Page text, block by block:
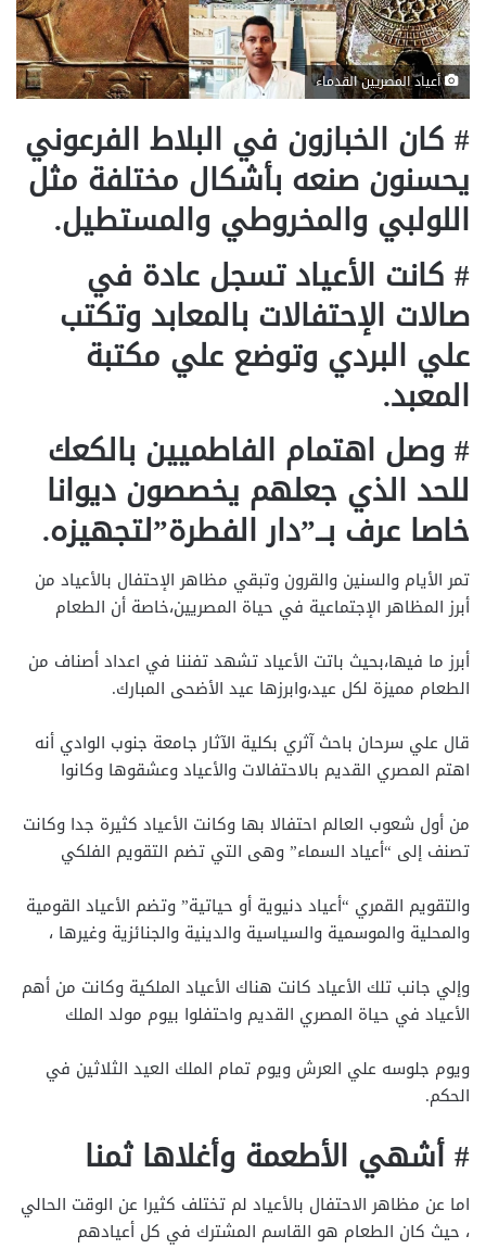
أعياد المصريين القدماء
# كان الخبازون في البلاط الفرعوني
يحسنون صنعه بأشكال مختلفة مثل
اللولبي والمخروطي والمستطيل.
# كانت الأعياد تسجل عادة في
صالات الإحتفالات بالمعابد وتكتب
علي البردي وتوضع علي مكتبة
المعبد.
# وصل اهتمام الفاطميين بالكعك
للحد الذي جعلهم يخصصون ديوانا
خاصا عرف بــ”دار الفطرة”لتجهيزه.
تمر الأيام والسنين والقرون وتبقي مظاهر الإحتفال بالأعياد من
أبرز المظاهر الإجتماعية في حياة المصريين،خاصة أن الطعام
أبرز ما فيها،بحيث باتت الأعياد تشهد تفننا في اعداد أصناف من
الطعام مميزة لكل عيد،وابرزها عيد الأضحى المبارك.
قال علي سرحان باحث آثري بكلية الآثار جامعة جنوب الوادي أنه
اهتم المصري القديم بالاحتفالات والأعياد وعشقوها وكانوا
من أول شعوب العالم احتفالا بها وكانت الأعياد كثيرة جدا وكانت
تصنف إلى “أعياد السماء” وهى التي تضم التقويم الفلكي
والتقويم القمري “أعياد دنيوية أو حياتية” وتضم الأعياد القومية
والمحلية والموسمية والسياسية والدينية والجنائزية وغيرها ،
وإلي جانب تلك الأعياد كانت هناك الأعياد الملكية وكانت من أهم
الأعياد في حياة المصري القديم واحتفلوا بيوم مولد الملك
ويوم جلوسه علي العرش ويوم تمام الملك العيد الثلاثين في
الحكم.
# أشهي الأطعمة وأغلاها ثمنا
اما عن مظاهر الاحتفال بالأعياد لم تختلف كثيرا عن الوقت الحالي
، حيث كان الطعام هو القاسم المشترك في كل أعيادهم